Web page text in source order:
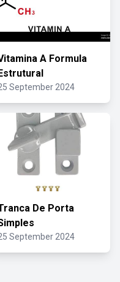
A Formula
September 2024
De Porta
September 2024